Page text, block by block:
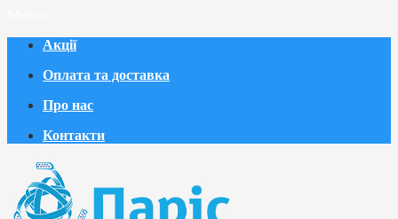
Акції
Оплата та доставка
Про нас
Контакти